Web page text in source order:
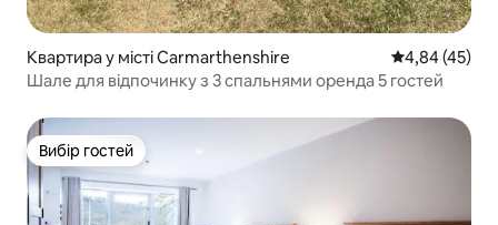
Квартира у місті Carmarthenshire Середня
4,84 (45)
Шале для відпочинку з 3 спальнями оренда 5 гостей
Вибір гостей
Вибір гостей